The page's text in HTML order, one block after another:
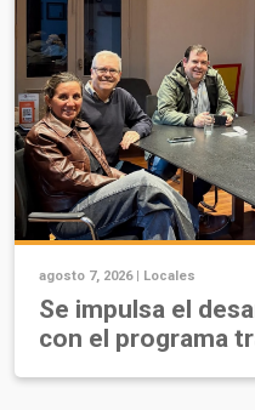
agosto 7, 2026 | Locales
Se impulsa el
con el programa